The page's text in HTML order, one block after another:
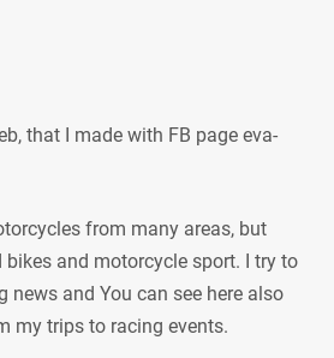
that I made with FB page eva-
from many areas, but
bikes and motorcycle sport. I try to
news and You can see here also
my trips to racing events.